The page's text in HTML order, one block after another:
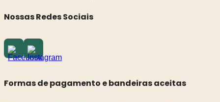
Nossas Redes Sociais
Formas de pagamento e bandeiras aceitas